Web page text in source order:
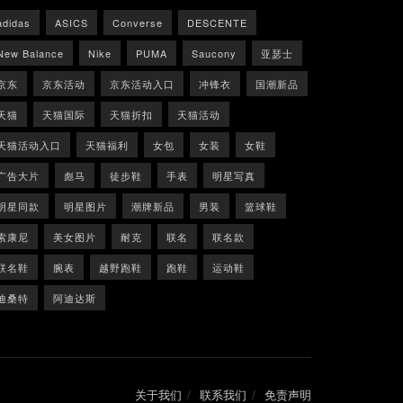
ASICS Converse DESCENTE
Balance Nike PUMA Saucony 亚瑟士
东 京东活动 京东活动入口 冲锋衣 国潮新品
猫 天猫国际 天猫折扣 天猫活动
猫活动入口 天猫福利 女包 女装 女鞋
告大片 彪马 徒步鞋 手表 明星写真
星同款 明星图片 潮牌新品 男装 篮球鞋
康尼 美女图片 耐克 联名 联名款
名鞋 腕表 越野跑鞋 跑鞋 运动鞋
桑特 阿迪达斯
关于我们 联系我们 免责声明